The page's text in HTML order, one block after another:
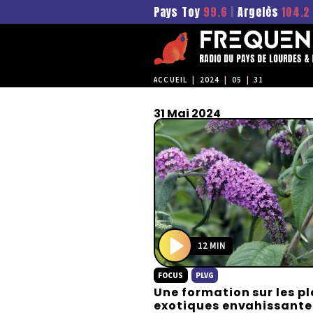
Pays Toy 99.6 | Argelès104.2
ACCUEIL | 2024 | 05 | 31
31 Mai 2024
P
l
a
12 MIN
FOCUS PLVG
Une formation sur les
exotiques